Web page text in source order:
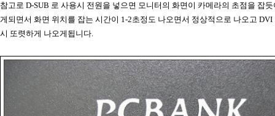
참고로 D-SUB 로 사용시 전원을 넣으면 모니터의 화면이 카메라의 초점을 잡
게되면서 화면 위치를 잡는 시간이 1-2초정도 나오면서 정상적으로 나오고
시 또렷하게 나오게됩니다.